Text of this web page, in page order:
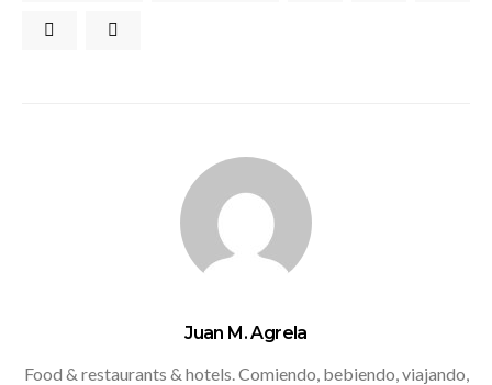
Juan M. Agrela
Food & restaurants & hotels. Comiendo, bebiendo, viajando,